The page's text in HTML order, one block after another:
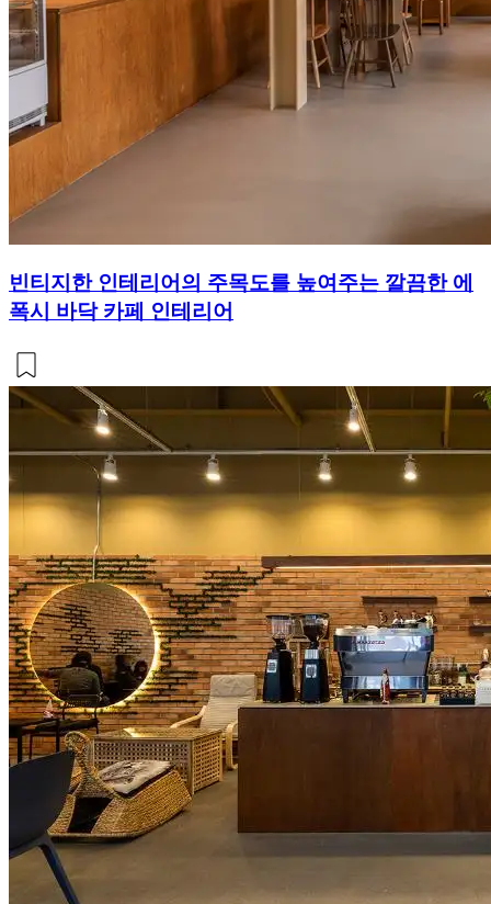
빈티지한 인테리어의 주목도를 높여주는 깔끔한 에
폭시 바닥 카페 인테리어